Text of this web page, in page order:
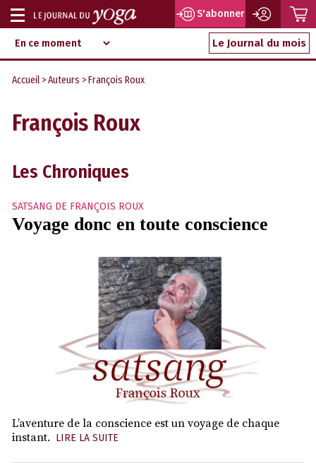
Aller
au
contenu
d‘information
indépendant
Afficher
ou
masquer
navigation
S'abonner
Le Journal du mois
Accueil >Auteurs > François Roux
François Roux
Les Chroniques
SATSANG DE FRANÇOIS ROUX
Voyage donc en toute conscience
L’aventure de la conscience est un voyage de chaque
instant. LIRE LA SUITE